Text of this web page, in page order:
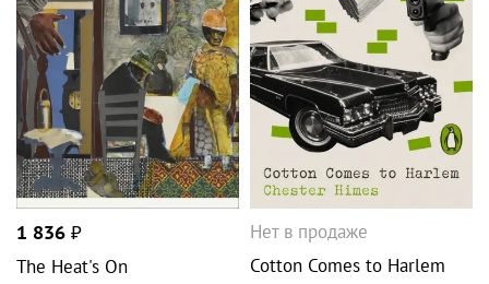
1 836 ₽
The Heat's On
Нет в продаже
Cotton Comes to Harlem